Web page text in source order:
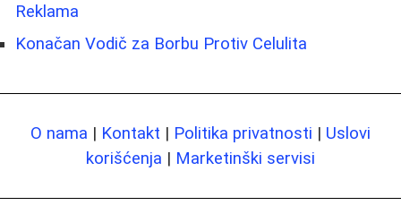
Reklama
Konačan Vodič za Borbu Protiv Celulita
O nama | Kontakt | Politika privatnosti | Uslovi
korišćenja | Marketinški servisi